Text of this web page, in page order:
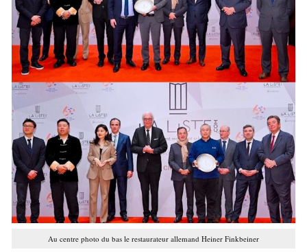
Au centre photo du bas le restaurateur allemand Heiner Finkbeiner